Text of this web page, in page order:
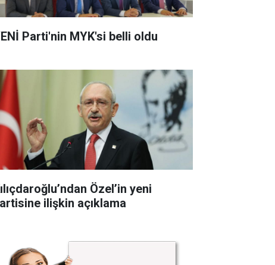
Parti'nin MYK'si belli oldu
Özel’in yeni
ilişkin açıklama